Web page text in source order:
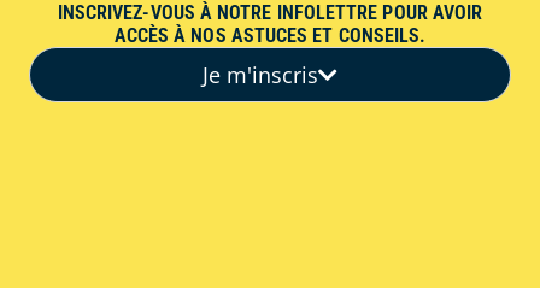
INSCRIVEZ-VOUS À NOTRE INFOLETTRE POUR AVOIR
ACCÈS À NOS ASTUCES ET CONSEILS.
Je m'inscris